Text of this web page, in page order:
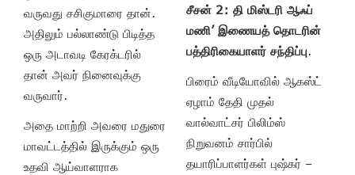
வருவது சசிகுமாரை தான்.
அதிலும் பல்லாண்டு பிடித்த
ஒரு அடாவடி கேரக்டரில்
தான் அவர் நினைவுக்கு
வருவார்.
அதை மாற்றி அவரை மதுரை
மாவட்டத்தில் இருக்கும் ஒரு
உதவி ஆய்வாளராக
சீசன் 2: தி மிஸ்டரி ஆஃப்
மணி’ இணையத் தொடரின்
பத்திரிகையாளர் சந்திப்பு.
பிரைம் வீடியோவில் ஆகஸ்ட்
ஏழாம் தேதி முதல்
வால்வாட்சர் பிலிம்ஸ்
நிறுவனம் சார்பில்
தயாரிப்பாளர்கள் புஷ்கர் –